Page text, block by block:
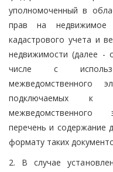
уполномоченный в
прав на
кадастрового учета и
недвижимости (далее -
числе с
межведомственного
подключаемых к
межведомственного
перечень и содержание
формату таких
2. В случае